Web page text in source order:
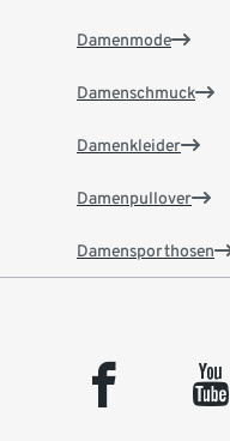
Damenmode
Damenschmuck
Damenkleider
Damenpullover
Damensporthosen
facebook youtube